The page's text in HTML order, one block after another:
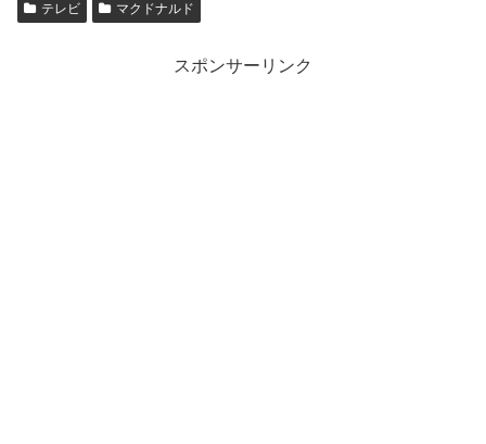
テレビ マクドナルド
スポンサーリンク